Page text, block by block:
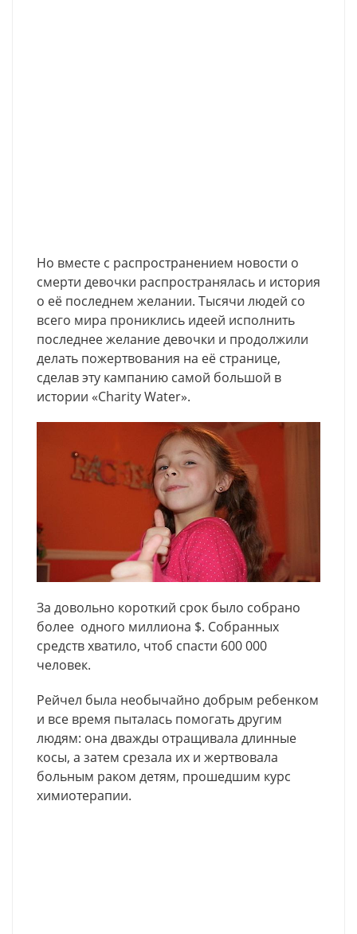
Но вместе с распространением новости о
смерти девочки распространялась и история
о её последнем желании. Тысячи людей со
всего мира прониклись идеей исполнить
последнее желание девочки и продолжили
делать пожертвования на её странице,
сделав эту кампанию самой большой в
истории «Charity Water».
За довольно короткий срок было собрано
более одного миллиона $. Собранных
средств хватило, чтоб спасти 600 000
человек.
Рейчел была необычайно добрым ребенком
и все время пыталась помогать другим
людям: она дважды отращивала длинные
косы, а затем срезала их и жертвовала
больным раком детям, прошедшим курс
химиотерапии.